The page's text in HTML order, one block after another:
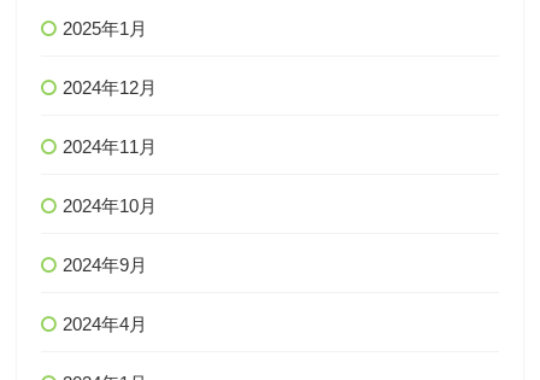
2025年1月
2024年12月
2024年11月
2024年10月
2024年9月
2024年4月